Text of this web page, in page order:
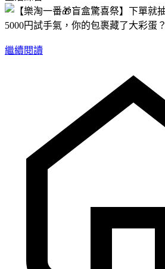
5000円試手氣，你的包裹藏了大彩蛋？
繼續閱讀